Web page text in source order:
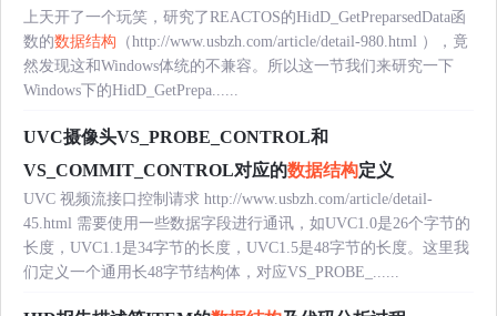
上天开了一个玩笑，研究了REACTOS的HidD_GetPreparsedData函
数的数据结构 （http://www.usbzh.com/article/detail-980.html ），竟
然发现这和Windows体统的不兼容。所以这一节我们来研究一下
Windows下的HidD_GetPrepa......
UVC摄像头VS_PROBE_CONTROL和
VS_COMMIT_CONTROL对应的数据结构定义
UVC 视频流接口控制请求 http://www.usbzh.com/article/detail-
45.html 需要使用一些数据字段进行通讯，如UVC1.0是26个字节的
长度，UVC1.1是34字节的长度，UVC1.5是48字节的长度。这里我
们定义一个通用长48字节结构体，对应VS_PROBE_......